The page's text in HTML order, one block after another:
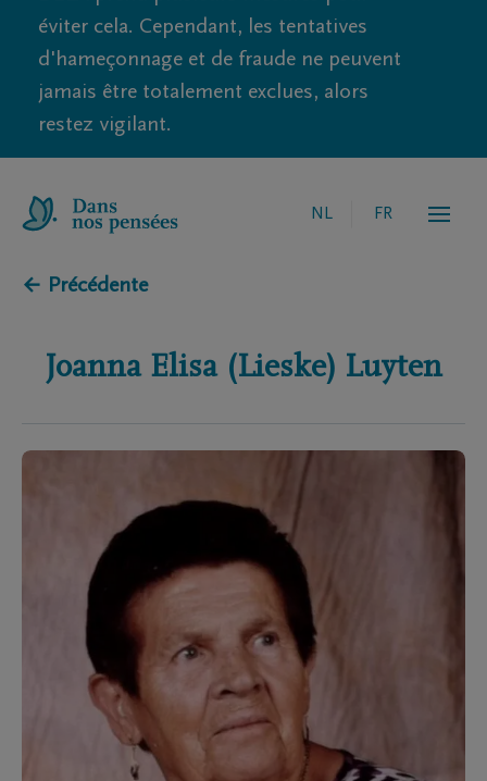
éviter cela. Cependant, les tentatives
d'hameçonnage et de fraude ne peuvent
jamais être totalement exclues, alors
restez vigilant.
NL FR
← Précédente
Joanna Elisa (Lieske) Luyten